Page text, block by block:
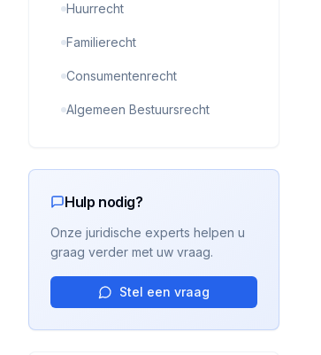
Huurrecht
Familierecht
Consumentenrecht
Algemeen Bestuursrecht
Hulp nodig?
Onze juridische experts helpen u
graag verder met uw vraag.
Stel een vraag